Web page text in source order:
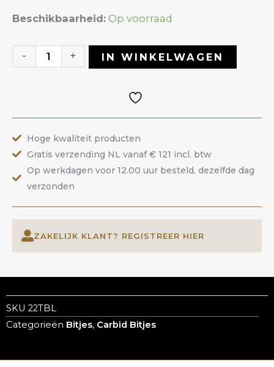
Beschikbaarheid: Op voorraad
-
Carbide
22TBL
+ IN WINKELWAGEN
Hoge kwaliteit producten
Gratis verzending NL vanaf € 121 incl. btw
Op werkdagen voor 12.00 uur besteld, dezelfde dag
verzonden
ZAKELIJK KLANT? REGISTREER HIER
SKU 22TBL
Categorieën Bitjes, Carbid Bitjes